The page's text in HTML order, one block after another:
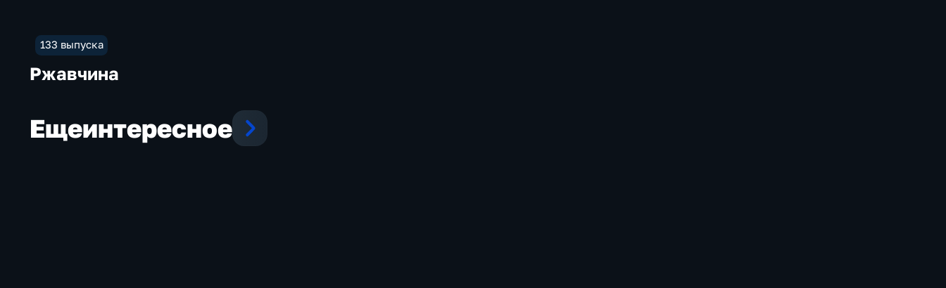
133 выпуска
Ржавчина
Ещеинтересное